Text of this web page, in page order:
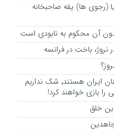
(رجوی ها) یقه صاحبخانه
آن محکوم به نابودی است
هرجا خشن ترین دشمنان ایران هستند٬ شک نداریم
بازی خواهند کرد!
خلق